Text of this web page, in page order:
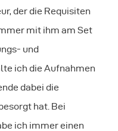
der die Requisiten
mit ihm am Set
und
ich die Aufnahmen
dabei die
hat. Bei
ich immer einen